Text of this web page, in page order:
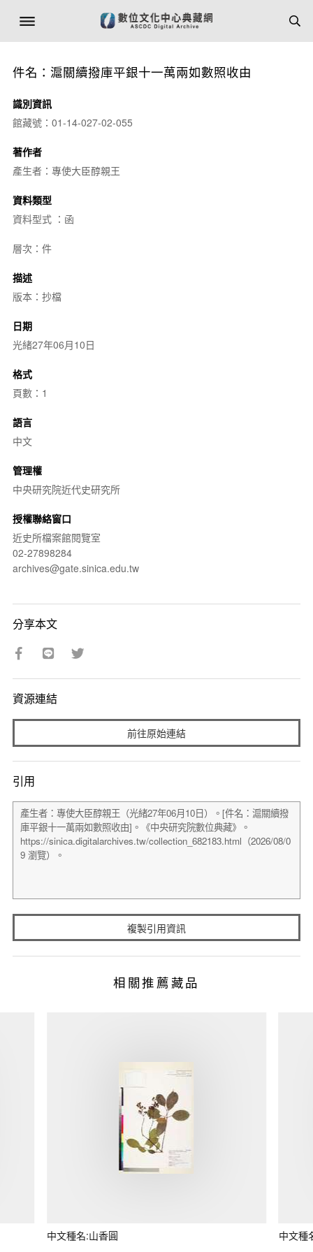
件名：滬關續撥庫平銀十一萬兩如數照收由
識別資訊
館藏號：01-14-027-02-055
著作者
產生者：專使大臣醇親王
資料類型
資料型式 ：函
層次：件
描述
版本：抄檔
日期
光緒27年06月10日
格式
頁數：1
語言
中文
管理權
中央研究院近代史研究所
授權聯絡窗口
近史所檔案館閱覽室
02-27898284
archives@gate.sinica.edu.tw
分享本文
資源連結
前往原始連結
引用
複製引用資訊
相關推薦藏品
中文種名:山香圓 中文種